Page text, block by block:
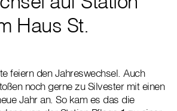
Haus St.
feiern den Jahreswechsel. Auch
noch gerne zu Silvester mit einen
Jahr an. So kam es das die